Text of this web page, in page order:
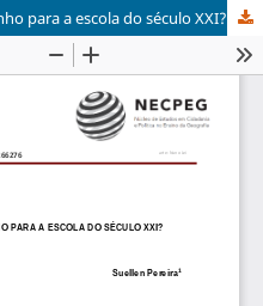
para a escola do século XXI?